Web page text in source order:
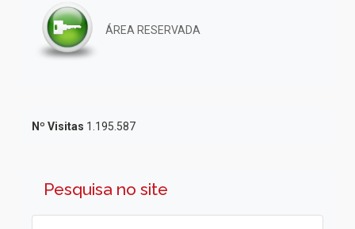
ÁREA RESERVADA
Nº Visitas 1.195.587
Pesquisa no site